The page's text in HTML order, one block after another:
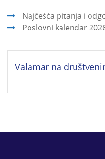
Najčešća pitanja i
Poslovni kalendar
Valamar na